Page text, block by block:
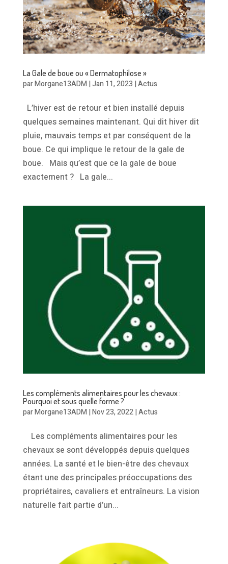
La Gale de boue ou « Dermatophilose »
parMorgane13ADM |Jan 11, 2023 |Actus
L’hiver est de retour et bien installé depuis
quelques semaines maintenant. Qui dit hiver dit
pluie, mauvais temps et par conséquent de la
boue. Ce qui implique le retour de la gale de
boue. Mais qu’est que ce la gale de boue
exactement ? La gale...
Les compléments alimentaires pour les chevaux :
Pourquoi et sous quelle forme ?
parMorgane13ADM |Nov 23, 2022|Actus
Les compléments alimentaires pour les
chevaux se sont développés depuis quelques
années. La santé et le bien-être des chevaux
étant une des principales préoccupations des
propriétaires, cavaliers et entraîneurs. La vision
naturelle fait partie d’un...